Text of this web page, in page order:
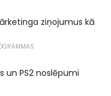
ziņojumus kā
un PS2 noslēpumi